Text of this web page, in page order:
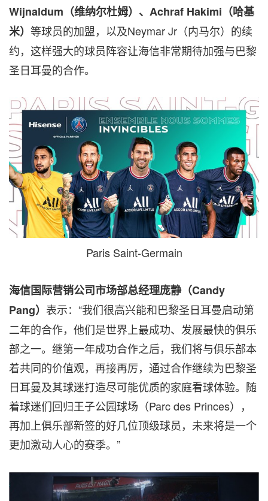
Wijnaldum（维纳尔杜姆）、Achraf Hakimi（哈基
米） 等球员的加盟，以及Neymar Jr（内马尔）的续
约，这样强大的球员阵容让海信非常期待加强与巴黎
圣日耳曼的合作。
Paris Saint-Germain
海信国际营销公司市场部总经理庞静（Candy
Pang） 表示：“我们很高兴能和巴黎圣日耳曼启动第
二年的合作，他们是世界上最成功、发展最快的俱乐
部之一。继第一年成功合作之后，我们将与俱乐部本
着共同的价值观，再接再厉，通过合作继续为巴黎圣
日耳曼及其球迷打造尽可能优质的家庭看球体验。随
着球迷们回归王子公园球场（Parc des Princes），
再加上俱乐部新签的好几位顶级球员，未来将是一个
更加激动人心的赛季。”